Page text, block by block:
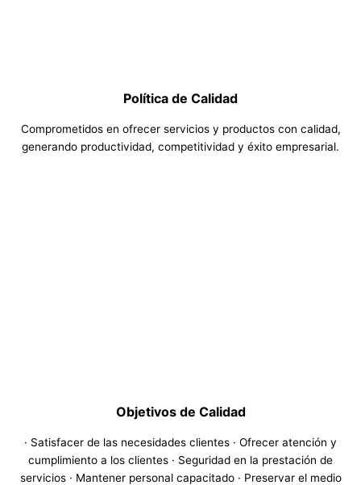
Política de Calidad
Comprometidos en ofrecer servicios y productos con calidad,
generando productividad, competitividad y éxito empresarial.
Objetivos de Calidad
· Satisfacer de las necesidades clientes · Ofrecer atención y
cumplimiento a los clientes · Seguridad en la prestación de
servicios · Mantener personal capacitado · Preservar el medio